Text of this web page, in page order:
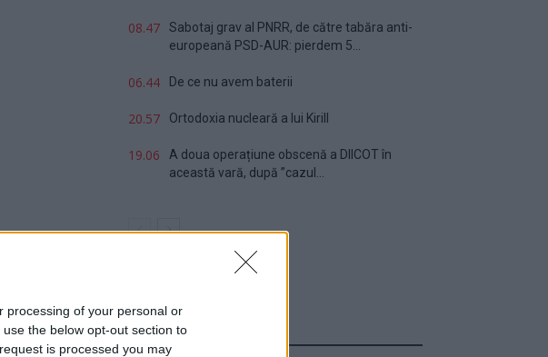
processing of your personal or
the below opt-out section to
is processed you may
08.47
Sabotaj grav al PNRR, de către tabăra anti-
europeană PSD-AUR: pierdem 5...
06.44 De ce nu avem baterii
20.57 Ortodoxia nucleară a lui Kirill
19.06
A doua operațiune obscenă a DIICOT în
această vară, după ”cazul...
Sondaj